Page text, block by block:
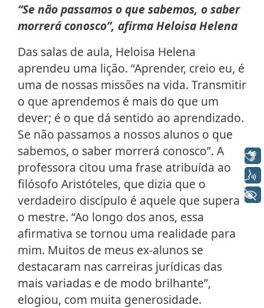
“Se não passamos o que sabemos, o saber
morrerá conosco”, afirma Heloisa Helena
Das salas de aula, Heloisa Helena
aprendeu uma lição. “Aprender, creio eu, é
uma de nossas missões na vida. Transmitir
o que aprendemos é mais do que um
dever; é o que dá sentido ao aprendizado.
Se não passamos a nossos alunos o que
sabemos, o saber morrerá conosco”. A
professora citou uma frase atribuída ao
filósofo Aristóteles, que dizia que o
verdadeiro discípulo é aquele que supera
o mestre. “Ao longo dos anos, essa
afirmativa se tornou uma realidade para
mim. Muitos de meus ex-alunos se
destacaram nas carreiras jurídicas das
mais variadas e de modo brilhante”,
elogiou, com muita generosidade.
Libras
Voz
+ Acessibilidade